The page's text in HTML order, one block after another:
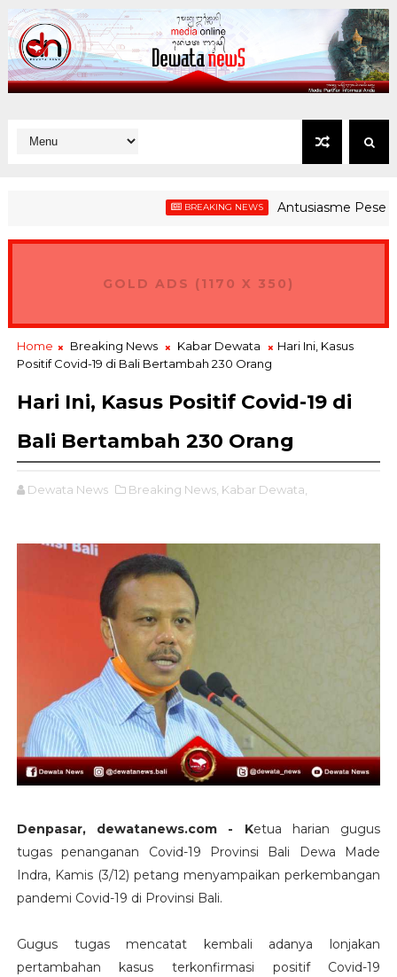
BREAKING NEWS Antusiasme Peserta
Warga Sri Mandala Dauhwaru Kelola Sampah Organik
GOLD ADS (1170 X 350)
Home Breaking News Kabar Dewata
Hari Ini, Kasus
Positif Covid-19 di Bali Bertambah 230 Orang
Hari Ini, Kasus Positif Covid-19 di
Bali Bertambah 230 Orang
Dewata News Breaking News, Kabar Dewata,
Denpasar, dewatanews.com - Ketua harian gugus
tugas penanganan Covid-19 Provinsi Bali Dewa Made
Indra, Kamis (3/12) petang menyampaikan perkembangan
pandemi Covid-19 di Provinsi Bali.
Gugus tugas mencatat kembali adanya lonjakan
pertambahan kasus terkonfirmasi positif Covid-19